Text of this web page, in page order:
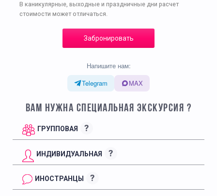
В каникулярные, выходные и праздничные дни расчет
стоимости может отличаться.
Забронировать
Напишите нам:
Telegram
MAX
ВАМ НУЖНА СПЕЦИАЛЬНАЯ ЭКСКУРСИЯ ?
ГРУППОВАЯ ?
ИНДИВИДУАЛЬНАЯ ?
ИНОСТРАНЦЫ ?